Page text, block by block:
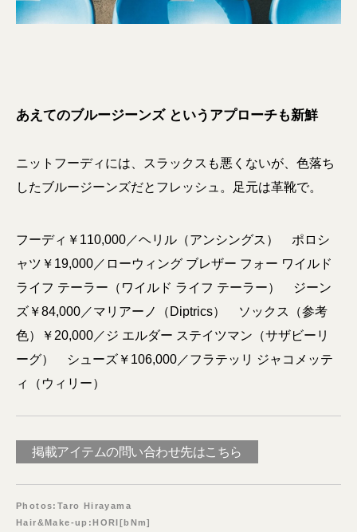
あえてのブルージーンズ というアプローチも新鮮
ニットフーディには、スラックスも悪くないが、色落ち
したブルージーンズだとフレッシュ。足元は革靴で。
フーディ￥110,000／ヘリル（アンシングス） ポロシ
ャツ￥19,000／ローウィング ブレザー フォー ワイルド
ライフ テーラー（ワイルド ライフ テーラー） ジーン
ズ￥84,000／マリアーノ（Diptrics） ソックス（参考
色）￥20,000／ジ エルダー ステイツマン（サザビーリ
ーグ） シューズ￥106,000／フラテッリ ジャコメッテ
ィ（ウィリー）
掲載アイテムの問い合わせ先はこちら
Photos:Taro Hirayama
Hair&Make-up:HORI[bNm]